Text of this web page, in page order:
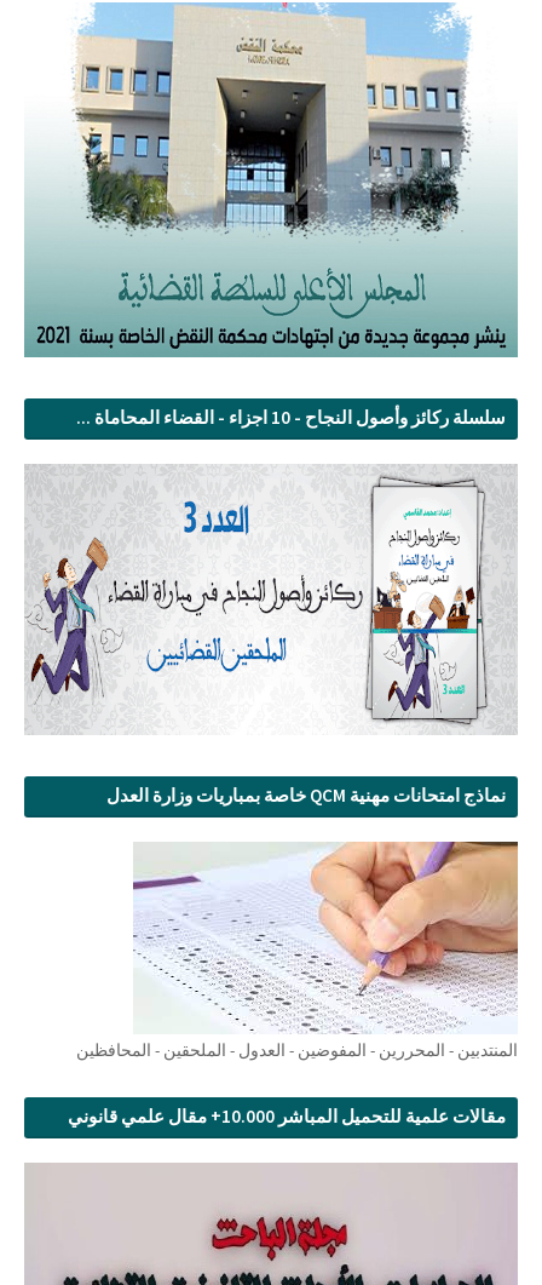
سلسلة ركائز وأصول النجاح - 10 اجزاء - القضاء المحاماة ...
نماذج امتحانات مهنية QCM خاصة بمباريات وزارة العدل
المنتدبين - المحررين - المفوضين - العدول - الملحقين - المحافظين
مقالات علمية للتحميل المباشر 10.000+ مقال علمي قانوني